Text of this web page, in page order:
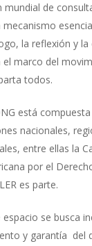
mundial de
mecanismo
la reflexión y
el marco del
todos.
está
nacionales,
entre ellas la
por el
es parte.
se busca
y garantía del